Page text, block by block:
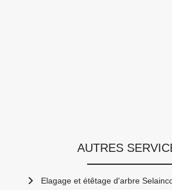
AUTRES
Elagage et étêtage d'arbre